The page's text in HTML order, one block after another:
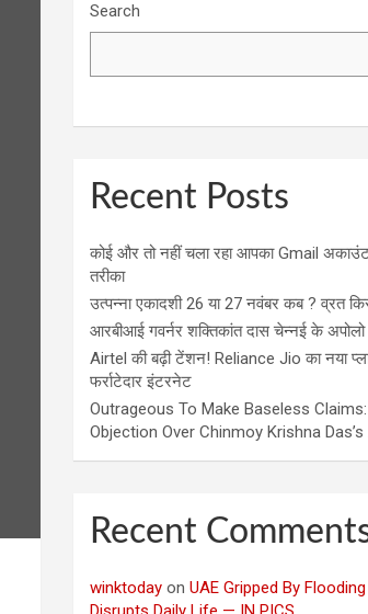
Search
Recent Posts
कोई और तो नहीं चला रहा आपका Gmail
तरीका
उत्पन्ना एकादशी 26 या 27 नवंबर कब ? व्रत
आरबीआई गवर्नर शक्तिकांत दास चेन्नई के अपोलो
Airtel की बढ़ी टेंशन! Reliance Jio का नया
फर्राटेदार इंटरनेट
Outrageous To Make Baseless Claims:
Objection Over Chinmoy Krishna
Recent
winktoday onUAE Gripped By